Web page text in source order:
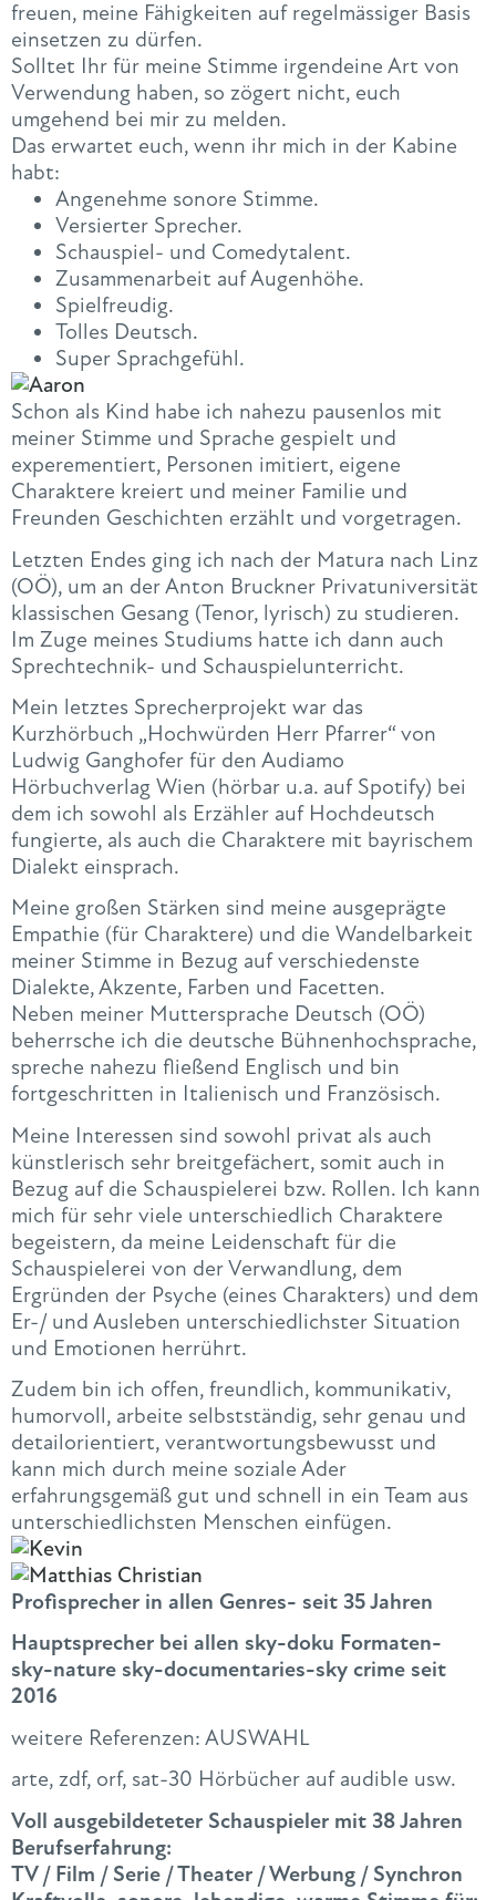
freuen, meine Fähigkeiten auf regelmässiger Basis
einsetzen zu dürfen.
Solltet Ihr für meine Stimme irgendeine Art von
Verwendung haben, so zögert nicht, euch
umgehend bei mir zu melden.
Das erwartet euch, wenn ihr mich in der Kabine
habt:
Angenehme sonore Stimme.
Versierter Sprecher.
Schauspiel- und Comedytalent.
Zusammenarbeit auf Augenhöhe.
Spielfreudig.
Tolles Deutsch.
Super Sprachgefühl.
Schon als Kind habe ich nahezu pausenlos mit
meiner Stimme und Sprache gespielt und
experementiert, Personen imitiert, eigene
Charaktere kreiert und meiner Familie und
Freunden Geschichten erzählt und vorgetragen.
Letzten Endes ging ich nach der Matura nach Linz
(OÖ), um an der Anton Bruckner Privatuniversität
klassischen Gesang (Tenor, lyrisch) zu studieren.
Im Zuge meines Studiums hatte ich dann auch
Sprechtechnik- und Schauspielunterricht.
Mein letztes Sprecherprojekt war das
Kurzhörbuch „Hochwürden Herr Pfarrer“ von
Ludwig Ganghofer für den Audiamo
Hörbuchverlag Wien (hörbar u.a. auf Spotify) bei
dem ich sowohl als Erzähler auf Hochdeutsch
fungierte, als auch die Charaktere mit bayrischem
Dialekt einsprach.
Meine großen Stärken sind meine ausgeprägte
Empathie (für Charaktere) und die Wandelbarkeit
meiner Stimme in Bezug auf verschiedenste
Dialekte, Akzente, Farben und Facetten.
Neben meiner Muttersprache Deutsch (OÖ)
beherrsche ich die deutsche Bühnenhochsprache,
spreche nahezu fließend Englisch und bin
fortgeschritten in Italienisch und Französisch.
Meine Interessen sind sowohl privat als auch
künstlerisch sehr breitgefächert, somit auch in
Bezug auf die Schauspielerei bzw. Rollen. Ich kann
mich für sehr viele unterschiedlich Charaktere
begeistern, da meine Leidenschaft für die
Schauspielerei von der Verwandlung, dem
Ergründen der Psyche (eines Charakters) und dem
Er-/ und Ausleben unterschiedlichster Situation
und Emotionen herrührt.
Zudem bin ich offen, freundlich, kommunikativ,
humorvoll, arbeite selbstständig, sehr genau und
detailorientiert, verantwortungsbewusst und
kann mich durch meine soziale Ader
erfahrungsgemäß gut und schnell in ein Team aus
unterschiedlichsten Menschen einfügen.
Profisprecher in allen Genres- seit 35 Jahren
Hauptsprecher bei allen sky-doku Formaten-
sky-nature sky-documentaries-sky crime seit
2016
weitere Referenzen: AUSWAHL
arte, zdf, orf, sat-30 Hörbücher auf audible usw.
Voll ausgebildeteter Schauspieler mit 38 Jahren
Berufserfahrung:
TV / Film / Serie / Theater / Werbung / Synchron